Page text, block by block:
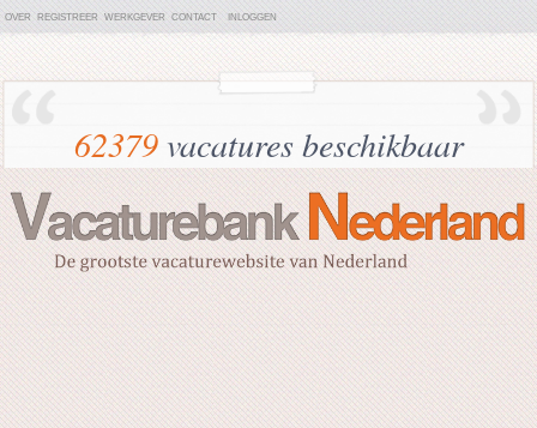
OVER REGISTREER WERKGEVER CONTACT INLOGGEN
62379vacatures beschikbaar